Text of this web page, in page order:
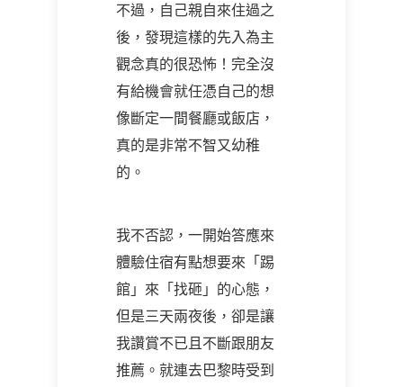
不過，自己親自來住過之
後，發現這樣的先入為主
觀念真的很恐怖！完全沒
有給機會就任憑自己的想
像斷定一間餐廳或飯店，
真的是非常不智又幼稚
的。
我不否認，一開始答應來
體驗住宿有點想要來「踢
館」來「找砸」的心態，
但是三天兩夜後，卻是讓
我讚賞不已且不斷跟朋友
推薦。就連去巴黎時受到